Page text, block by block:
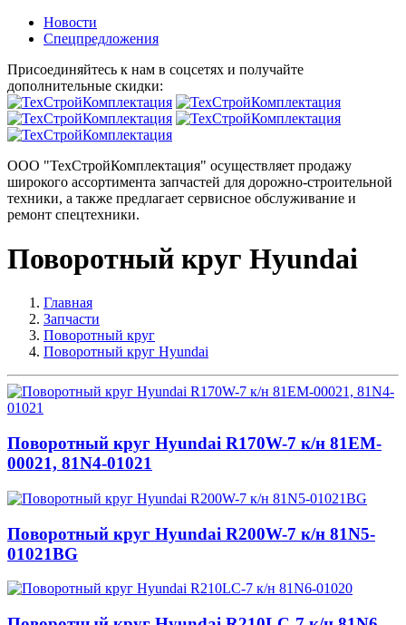
Новости
Спецпредложения
Присоединяйтесь к нам в соцсетях и получайте
дополнительные скидки:
ООО "ТехСтройКомплектация" осуществляет продажу
широкого ассортимента запчастей для дорожно-строительной
техники, а также предлагает сервисное обслуживание и
ремонт спецтехники.
Поворотный круг Hyundai
Главная
Запчасти
Поворотный круг
Поворотный круг Hyundai
Поворотный круг Hyundai R170W-7 к/н 81EM-
00021, 81N4-01021
Поворотный круг Hyundai R200W-7 к/н 81N5-
01021BG